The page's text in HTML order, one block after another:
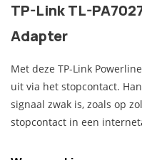
TP-Link TL-
Adapter
Met deze TP-Link
uit via het stopcontact.
signaal zwak is, zoals op
stopcontact in een